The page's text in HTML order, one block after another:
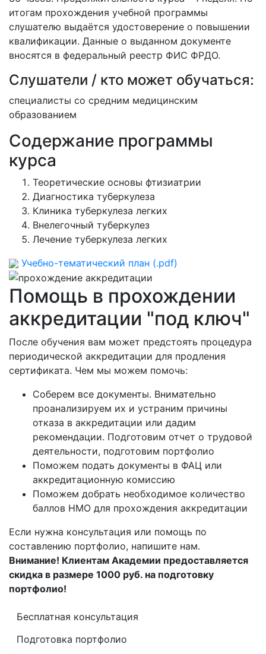
итогам прохождения учебной программы
слушателю выдаётся удостоверение о повышении
квалификации. Данные о выданном документе
вносятся в федеральный реестр ФИС ФРДО.
Слушатели / кто может обучаться:
специалисты со средним медицинским
образованием
Содержание программы
курса
Теоретические основы фтизиатрии
Диагностика туберкулеза
Клиника туберкулеза легких
Внелегочный туберкулез
Лечение туберкулеза легких
Учебно-тематический план (.pdf)
Помощь в прохождении
аккредитации "под ключ"
После обучения вам может предстоять процедура
периодической аккредитации для продления
сертификата. Чем мы можем помочь:
Соберем все документы. Внимательно
проанализируем их и устраним причины
отказа в аккредитации или дадим
рекомендации. Подготовим отчет о трудовой
деятельности, подготовим портфолио
Поможем подать документы в ФАЦ или
аккредитационную комиссию
Поможем добрать необходимое количество
баллов НМО для прохождения аккредитации
Если нужна консультация или помощь по
составлению портфолио, напишите нам.
Внимание! Клиентам Академии предоставляется
скидка в размере 1000 руб. на подготовку
портфолио!
Бесплатная консультация
Подготовка портфолио